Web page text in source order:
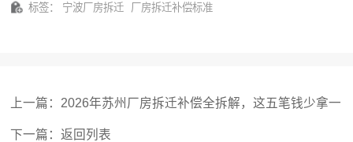
标签： 宁波厂房拆迁 厂房拆迁补偿标准
上一篇： 2026年苏州厂房拆迁补偿全拆解，这五笔钱少拿一
分都是违法!
下一篇：返回列表